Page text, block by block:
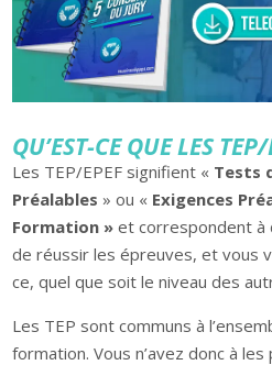
QU’EST-CE QUE LES
Les TEP/EPEF signifient « Tests
Préalables » ou « Exigences
Formation » et correspondent à
de réussir les épreuves, et vous
ce, quel que soit le niveau des
Les TEP sont communs à
formation. Vous n’avez donc à